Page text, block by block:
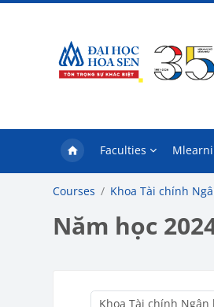
Faculties
Courses Khoa Tài chính
Năm học